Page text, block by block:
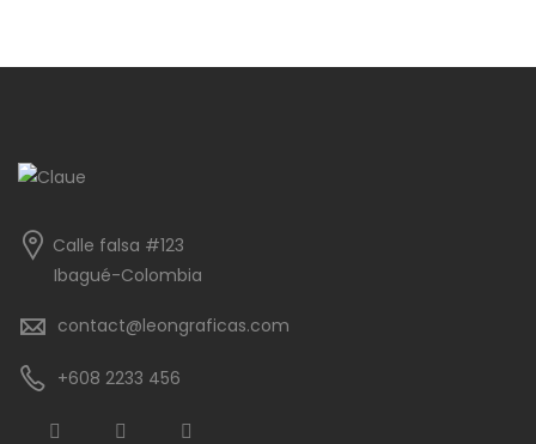
Calle falsa #123
Ibagué-Colombia
contact@leongraficas.com
+608 2233 456